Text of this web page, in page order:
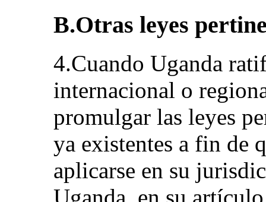
B.Otras leyes
4.Cuando Uganda
internacional o
promulgar las leyes
ya existentes a fin de
aplicarse en su
Uganda, en su